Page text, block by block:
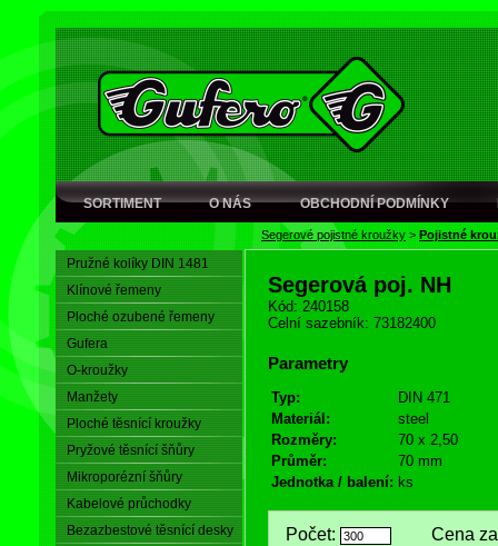
SORTIMENT O NÁS OBCHODNÍ PODMÍNKY
Segerové pojistné kroužky > Pojistné
Pružné kolíky DIN 1481
Klínové řemeny
Ploché ozubené řemeny
Gufera
O-kroužky
Manžety
Ploché těsnící kroužky
Pryžové těsnící šňůry
Mikroporézní šňůry
Kabelové průchodky
Bezazbestové těsnící desky
Segerová poj. NH
Kód: 240158
Celní sazebník: 73182400
Parametry
Typ:
DIN 471
Materiál:
steel
Rozměry:
70 x 2,50
Průměr:
70 mm
Jednotka / balení: ks
Počet: Cena za